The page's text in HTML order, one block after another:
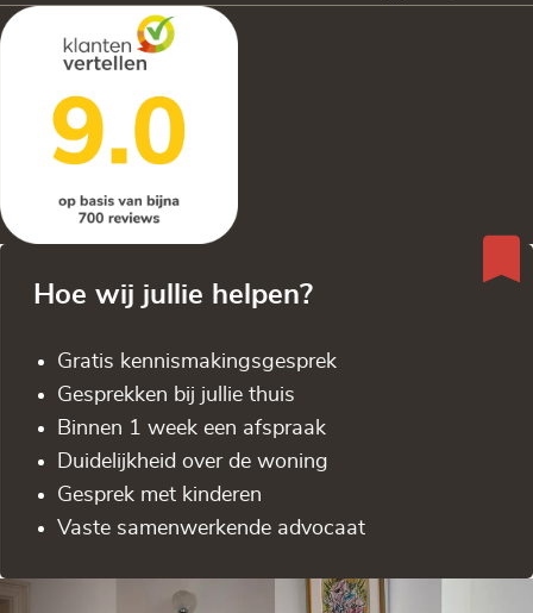
Hoe wij jullie helpen?
Gratis kennis­makingsgesprek
Gesprekken bij jullie thuis
Binnen 1 week een afspraak
Duidelijkheid over de woning
Gesprek met kinderen
Vaste samenwerkende advocaat